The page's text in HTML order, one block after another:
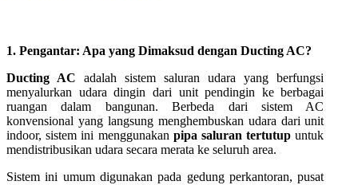
1. Pengantar: Apa yang Dimaksud dengan Ducting AC?
Ducting AC adalah sistem saluran udara yang berfungsi
menyalurkan udara dingin dari unit pendingin ke berbagai
ruangan dalam bangunan. Berbeda dari sistem AC
konvensional yang langsung menghembuskan udara dari unit
indoor, sistem ini menggunakan pipa saluran tertutup untuk
mendistribusikan udara secara merata ke seluruh area.
Sistem ini umum digunakan pada gedung perkantoran, pusat